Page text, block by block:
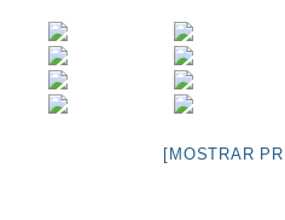
[MOSTRAR